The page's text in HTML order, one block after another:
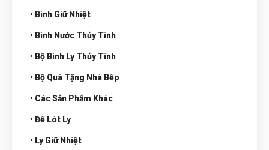
• Bình Giữ Nhiệt
• Bình Nước Thủy Tinh
• Bộ Bình Ly Thủy Tinh
• Bộ Quà Tặng Nhà Bếp
• Các Sản Phẩm Khác
• Đế Lót Ly
• Ly Giữ Nhiệt